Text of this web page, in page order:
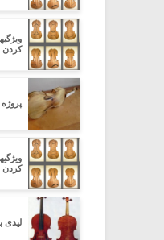
کردن
کردن
لیدی